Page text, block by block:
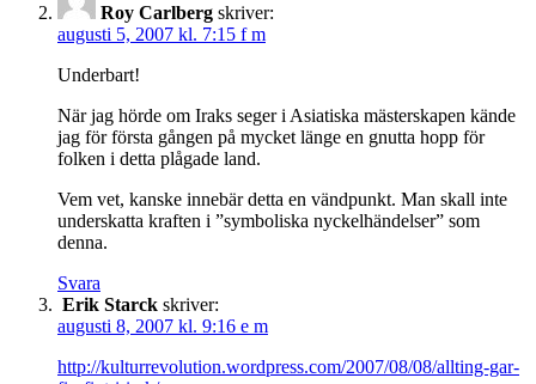
Roy Carlberg skriver:
augusti 5, 2007 kl. 7:15 f m
Underbart!
När jag hörde om Iraks seger i Asiatiska mästerskapen kände
jag för första gången på mycket länge en gnutta hopp för
folken i detta plågade land.
Vem vet, kanske innebär detta en vändpunkt. Man skall inte
underskatta kraften i ”symboliska nyckelhändelser” som
denna.
Svara
Erik Starck skriver:
augusti 8, 2007 kl. 9:16 e m
http://kulturrevolution.wordpress.com/2007/08/08/allting-gar-